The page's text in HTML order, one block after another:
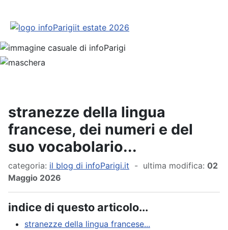
stranezze della lingua
francese, dei numeri e del
suo vocabolario...
categoria: il blog di infoParigi.it - ultima modifica: 02
Maggio 2026
indice di questo articolo...
stranezze della lingua francese...